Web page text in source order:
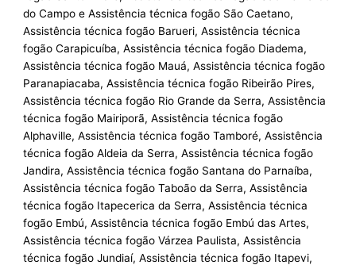
do Campo e Assistência técnica fogão São Caetano,
Assistência técnica fogão Barueri, Assistência técnica
fogão Carapicuíba, Assistência técnica fogão Diadema,
Assistência técnica fogão Mauá, Assistência técnica fogão
Paranapiacaba, Assistência técnica fogão Ribeirão Pires,
Assistência técnica fogão Rio Grande da Serra, Assistência
técnica fogão Mairiporã, Assistência técnica fogão
Alphaville, Assistência técnica fogão Tamboré, Assistência
técnica fogão Aldeia da Serra, Assistência técnica fogão
Jandira, Assistência técnica fogão Santana do Parnaíba,
Assistência técnica fogão Taboão da Serra, Assistência
técnica fogão Itapecerica da Serra, Assistência técnica
fogão Embú, Assistência técnica fogão Embú das Artes,
Assistência técnica fogão Várzea Paulista, Assistência
técnica fogão Jundiaí, Assistência técnica fogão Itapevi,